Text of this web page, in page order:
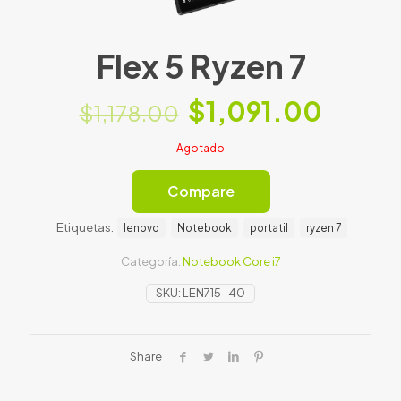
Flex 5 Ryzen 7
$1,178.00 $1,091.00
Agotado
Compare
SKU: LEN715-40
Categoría:Notebook Core i7
Etiquetas: lenovo Notebook portatil ryzen 7
Share